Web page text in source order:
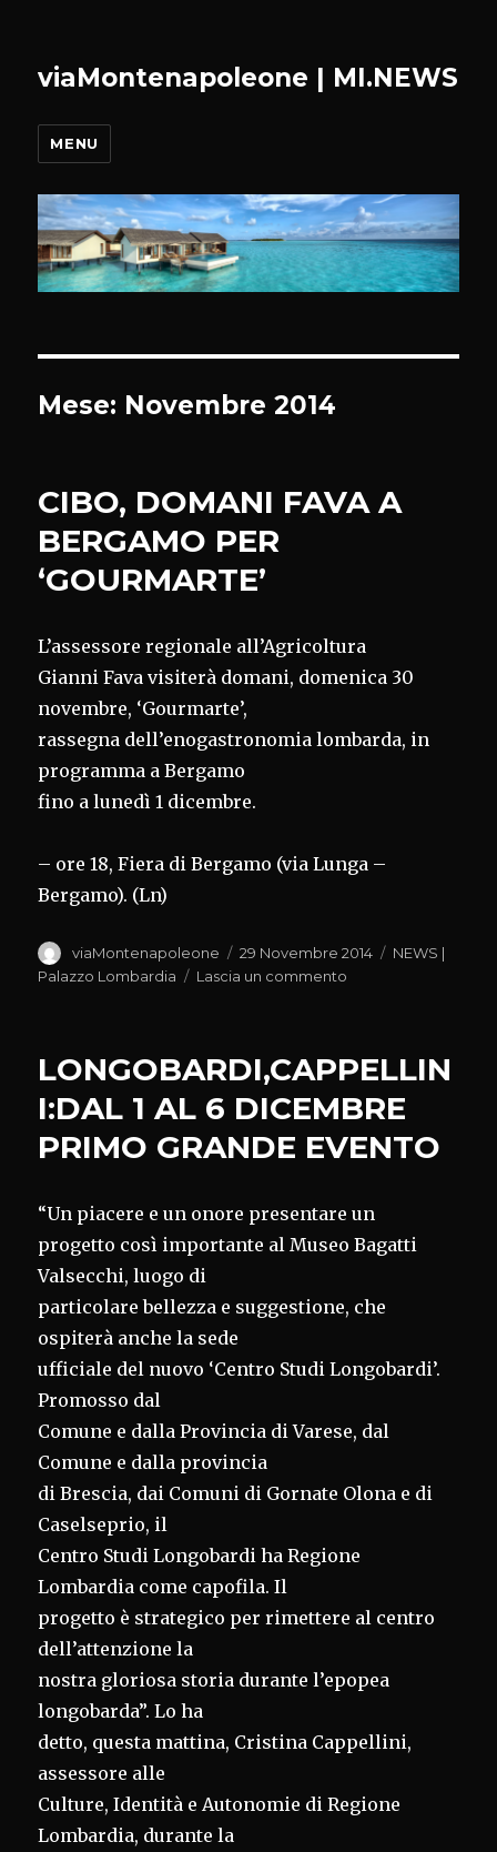
viaMontenapoleone | MI.NEWS
MENU
Mese: Novembre 2014
CIBO, DOMANI FAVA A
BERGAMO PER
‘GOURMARTE’
L’assessore regionale all’Agricoltura
Gianni Fava visiterà domani, domenica 30
novembre, ‘Gourmarte’,
rassegna dell’enogastronomia lombarda, in
programma a Bergamo
fino a lunedì 1 dicembre.
– ore 18, Fiera di Bergamo (via Lunga –
Bergamo). (Ln)
Autore
viaMontenapoleone
Pubblicato
il
29 Novembre 2014 Categorie
NEWS |
Palazzo Lombardia
Lascia un commento
A
PER
‘GOURMARTE’
LONGOBARDI,CAPPELLIN
I:DAL 1 AL 6 DICEMBRE
PRIMO GRANDE EVENTO
“Un piacere e un onore presentare un
progetto così importante al Museo Bagatti
Valsecchi, luogo di
particolare bellezza e suggestione, che
ospiterà anche la sede
ufficiale del nuovo ‘Centro Studi Longobardi’.
Promosso dal
Comune e dalla Provincia di Varese, dal
Comune e dalla provincia
di Brescia, dai Comuni di Gornate Olona e di
Caselseprio, il
Centro Studi Longobardi ha Regione
Lombardia come capofila. Il
progetto è strategico per rimettere al centro
dell’attenzione la
nostra gloriosa storia durante l’epopea
longobarda”. Lo ha
detto, questa mattina, Cristina Cappellini,
assessore alle
Culture, Identità e Autonomie di Regione
Lombardia, durante la